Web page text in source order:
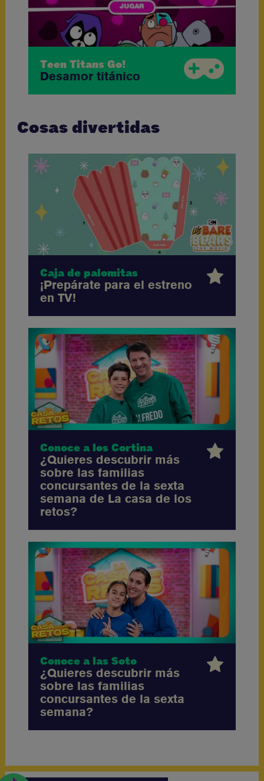
Teen Titans Go!
Desamor titánico
Cosas divertidas
Caja de palomitas
¡Prepárate para el estreno
en TV!
Conoce a los Cortina
¿Quieres descubrir más
sobre las familias
concursantes de la sexta
semana de La casa de los
retos?
Conoce a las Soto
¿Quieres descubrir más
sobre las familias
concursantes de la sexta
semana?